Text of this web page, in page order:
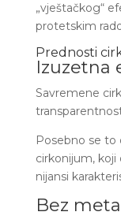
„vještačkog“
protetskim
Prednosti
Izuzetna
Savremene
Posebno se
cirkonijum,
nijansi
Bez